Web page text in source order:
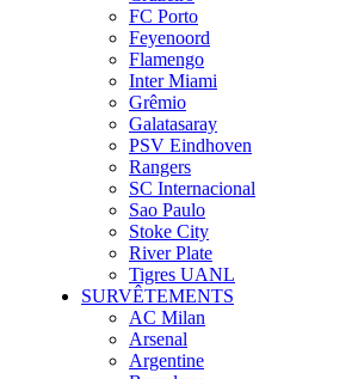
FC Porto
Feyenoord
Flamengo
Inter Miami
Grêmio
Galatasaray
PSV Eindhoven
Rangers
SC Internacional
Sao Paulo
Stoke City
River Plate
Tigres UANL
SURVÊTEMENTS
AC Milan
Arsenal
Argentine